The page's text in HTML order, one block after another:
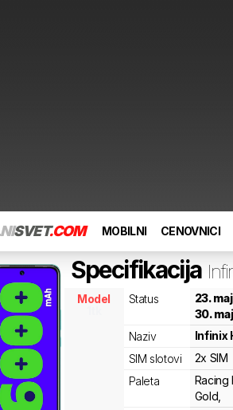
SVET.COM MOBILNI CENOVNICI
Specifikacija
Model
Status 23.
30.
Naziv
Infinix
SIM slotovi
2x SIM
Paleta
Racing
Gold,